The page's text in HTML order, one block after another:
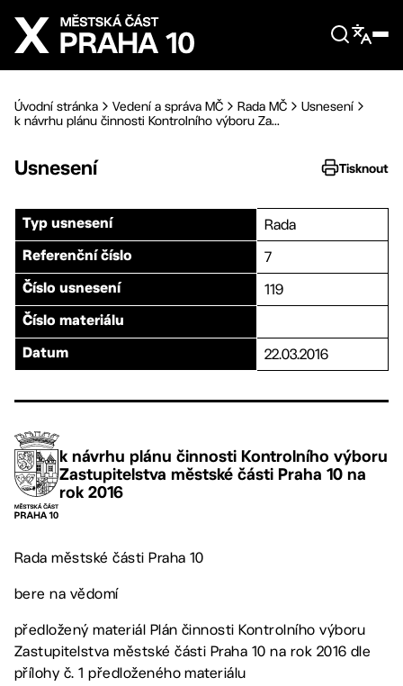
Přejít na hlavní obsah
Úvodní stránka Vedení a správa MČ Rada MČ
Usnesení
k návrhu plánu činnosti Kontrolního výboru Za...
Usnesení Tisknout
Typ usnesení Rada
Referenční číslo 7
Číslo usnesení 119
Číslo materiálu
Datum 22.03.2016
k návrhu plánu činnosti Kontrolního výboru
Zastupitelstva městské části Praha 10 na
rok 2016
Rada městské části Praha 10
bere na vědomí
předložený materiál Plán činnosti Kontrolního výboru
Zastupitelstva městské části Praha 10 na rok 2016 dle
přílohy č. 1 předloženého materiálu